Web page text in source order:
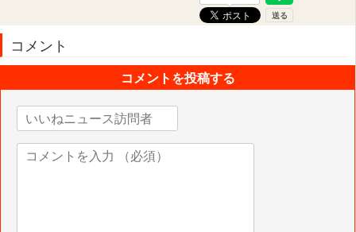
コメント
コメントを投稿する